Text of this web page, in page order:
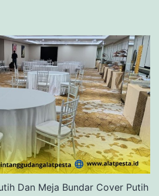
Dan Meja Bundar Cover Putih